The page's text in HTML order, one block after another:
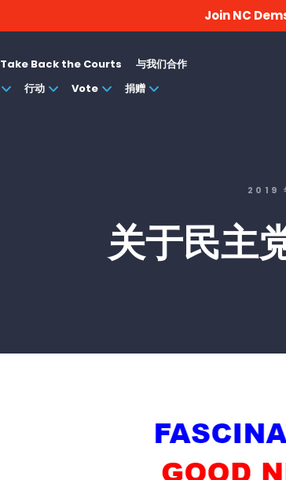
Join NC
Take Back the Courts
与我们合作
行动 Vote 捐赠
2019
关于民主